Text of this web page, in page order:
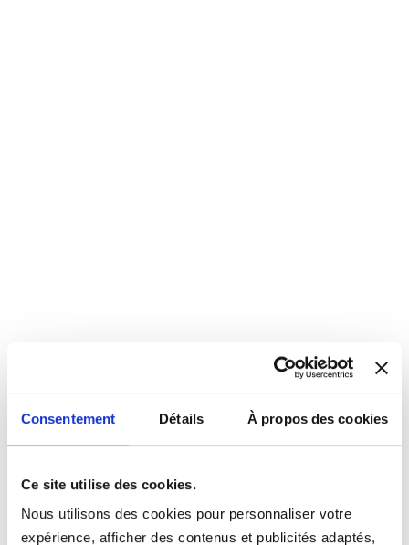
Consentement Détails À propos des cookies
Ce site utilise des cookies.
Nous utilisons des cookies pour personnaliser votre
expérience, afficher des contenus et publicités adaptés,